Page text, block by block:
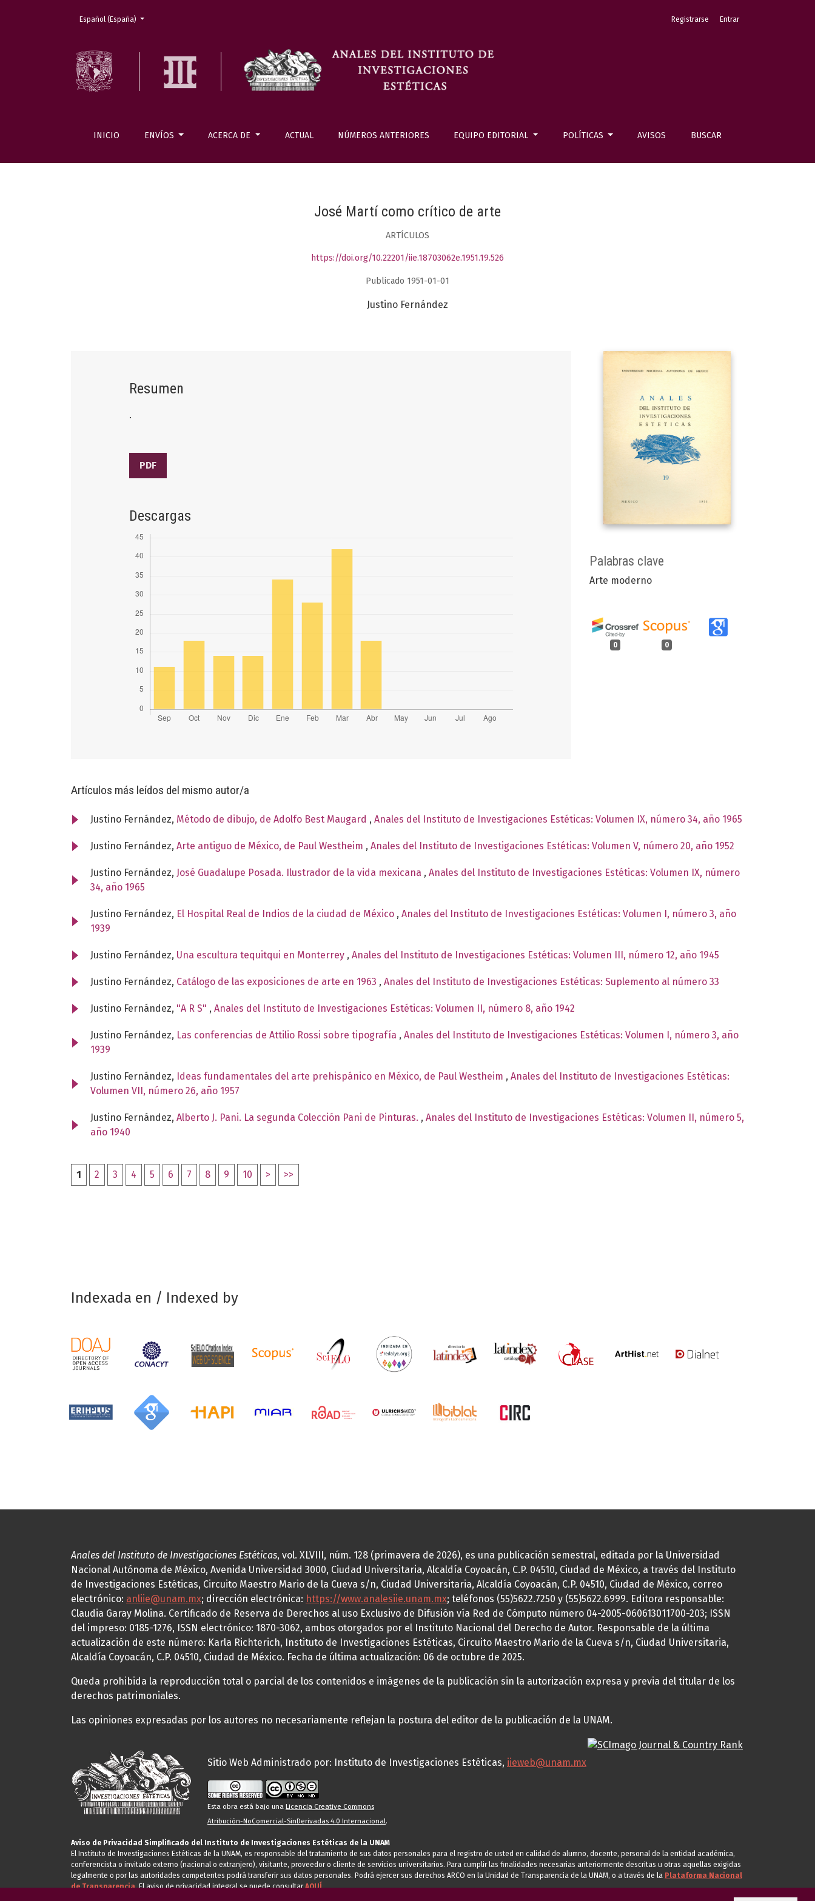
INICIO ENVÍOS ACERCA DE ACTUAL NÚMEROS ANTERIORES EQUIPO EDITORIAL POLÍTICAS AVISOS BUSCAR
Registrarse Entrar
Cambiar el idioma. El actual es:
Español (España)
José Martí como crítico de arte
ARTÍCULOS
https://doi.org/10.22201/iie.18703062e.1951.19.526
Publicado 1951-01-01
Justino Fernández
Palabras clave
Arte moderno
0 0
Resumen
.
PDF
Descargas
Artículos más leídos del mismo autor/a
Justino Fernández, Método de dibujo, de Adolfo Best Maugard , Anales del Instituto de Investigaciones Estéticas: Volumen IX, número 34, año 1965
Justino Fernández, Arte antiguo de México, de Paul Westheim , Anales del Instituto de Investigaciones Estéticas: Volumen V, número 20, año 1952
Justino Fernández, José Guadalupe Posada. Ilustrador de la vida mexicana , Anales del Instituto de Investigaciones Estéticas: Volumen IX, número
34, año 1965
Justino Fernández, El Hospital Real de Indios de la ciudad de México , Anales del Instituto de Investigaciones Estéticas: Volumen I, número 3, año
1939
Justino Fernández, Una escultura tequitqui en Monterrey , Anales del Instituto de Investigaciones Estéticas: Volumen III, número 12, año 1945
Justino Fernández, Catálogo de las exposiciones de arte en 1963 , Anales del Instituto de Investigaciones Estéticas: Suplemento al número 33
Justino Fernández, "A R S" , Anales del Instituto de Investigaciones Estéticas: Volumen II, número 8, año 1942
Justino Fernández, Las conferencias de Attilio Rossi sobre tipografía , Anales del Instituto de Investigaciones Estéticas: Volumen I, número 3, año
1939
Justino Fernández, Ideas fundamentales del arte prehispánico en México, de Paul Westheim , Anales del Instituto de Investigaciones Estéticas:
Volumen VII, número 26, año 1957
Justino Fernández, Alberto J. Pani. La segunda Colección Pani de Pinturas. , Anales del Instituto de Investigaciones Estéticas: Volumen II, número 5,
año 1940
1 2 3 4 5 6 7 8 9 10 > >>
Indexada en / Indexed by
Anales del Instituto de Investigaciones Estéticas, vol. XLVIII, núm. 128 (primavera de 2026), es una publicación semestral, editada por la Universidad
Nacional Autónoma de México, Avenida Universidad 3000, Ciudad Universitaria, Alcaldía Coyoacán, C.P. 04510, Ciudad de México, a través del Instituto
de Investigaciones Estéticas, Circuito Maestro Mario de la Cueva s/n, Ciudad Universitaria, Alcaldía Coyoacán, C.P. 04510, Ciudad de México, correo
electrónico: anliie@unam.mx; dirección electrónica: https://www.analesiie.unam.mx; teléfonos (55)5622.7250 y (55)5622.6999. Editora responsable:
Claudia Garay Molina. Certificado de Reserva de Derechos al uso Exclusivo de Difusión vía Red de Cómputo número 04-2005-060613011700-203; ISSN
del impreso: 0185-1276, ISSN electrónico: 1870-3062, ambos otorgados por el Instituto Nacional del Derecho de Autor. Responsable de la última
actualización de este número: Karla Richterich, Instituto de Investigaciones Estéticas, Circuito Maestro Mario de la Cueva s/n, Ciudad Universitaria,
Alcaldía Coyoacán, C.P. 04510, Ciudad de México. Fecha de última actualización: 06 de octubre de 2025.
Queda prohibida la reproducción total o parcial de los contenidos e imágenes de la publicación sin la autorización expresa y previa del titular de los
derechos patrimoniales.
Las opiniones expresadas por los autores no necesariamente reflejan la postura del editor de la publicación de la UNAM.
Sitio Web Administrado por: Instituto de Investigaciones Estéticas, iieweb@unam.mx
Esta obra está bajo una Licencia Creative Commons
Atribución-NoComercial-SinDerivadas 4.0 Internacional.
Aviso de Privacidad Simplificado del Instituto de Investigaciones Estéticas de la UNAM
El Instituto de Investigaciones Estéticas de la UNAM, es responsable del tratamiento de sus datos personales para el registro de usted en calidad de alumno, docente, personal de la entidad académica,
conferencista o invitado externo (nacional o extranjero), visitante, proveedor o cliente de servicios universitarios. Para cumplir las finalidades necesarias anteriormente descritas u otras aquellas exigidas
legalmente o por las autoridades competentes podrá transferir sus datos personales. Podrá ejercer sus derechos ARCO en la Unidad de Transparencia de la UNAM, o a través de la Plataforma Nacional
de Transparencia.El aviso de privacidad integral se puede consultarAQUÍ